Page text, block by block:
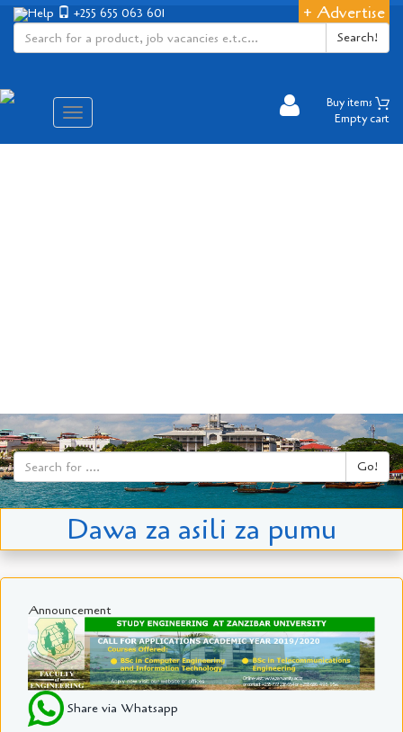
+ Advertise
Help
+255 655 063 601
Search!
Aina
ya
Buy items
Empty cart
Go!
Dawa za asili za pumu
Announcement
Share via Whatsapp